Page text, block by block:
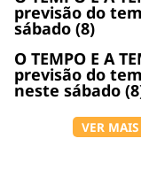
previsão do
sábado (8)
O TEMPO E A
previsão do
neste sábado
VER